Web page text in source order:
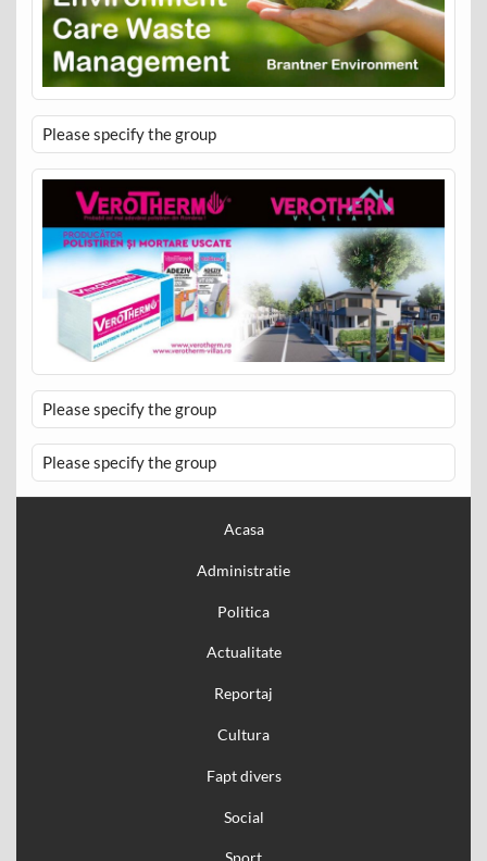
Please specify the group
Please specify the group
Please specify the group
Acasa
Administratie
Politica
Actualitate
Reportaj
Cultura
Fapt divers
Social